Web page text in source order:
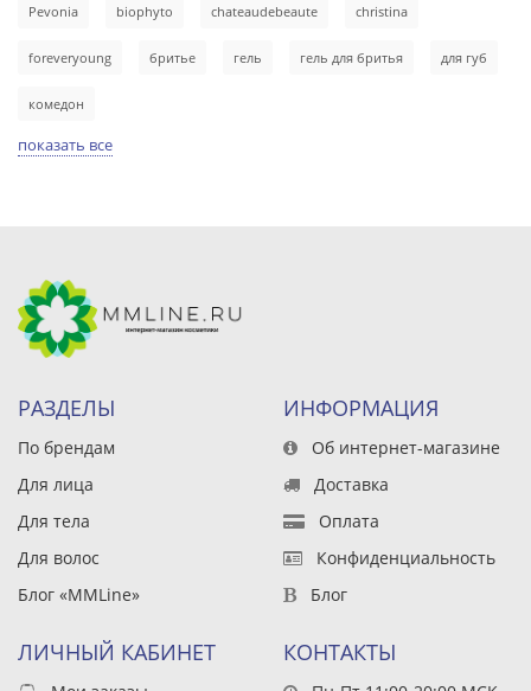
Pevonia biophyto chateaudebeaute christina
foreveryoung бритье гель гель для бритья для губ
комедон
показать все
РАЗДЕЛЫ
По брендам
Для лица
Для тела
Для волос
Блог «MMLine»
ИНФОРМАЦИЯ
Об интернет-магазине
Доставка
Оплата
Конфиденциальность
Блог
ЛИЧНЫЙ КАБИНЕТ КОНТАКТЫ